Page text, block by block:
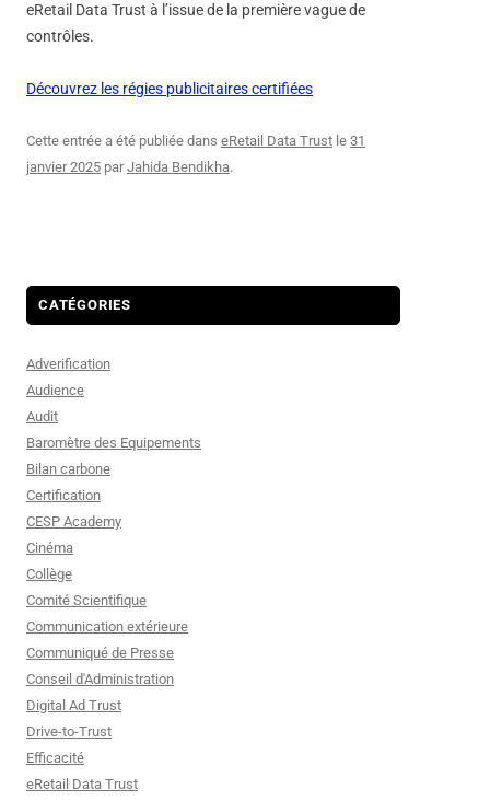
eRetail Data Trust à l’issue de la première vague de
contrôles.
Découvrez les régies publicitaires certifiées
Cette entrée a été publiée dans eRetail Data Trust le 31
janvier 2025 parJahida Bendikha.
CATÉGORIES
Adverification
Audience
Audit
Baromètre des Equipements
Bilan carbone
Certification
CESP Academy
Cinéma
Collège
Comité Scientifique
Communication extérieure
Communiqué de Presse
Conseil d'Administration
Digital Ad Trust
Drive-to-Trust
Efficacité
eRetail Data Trust